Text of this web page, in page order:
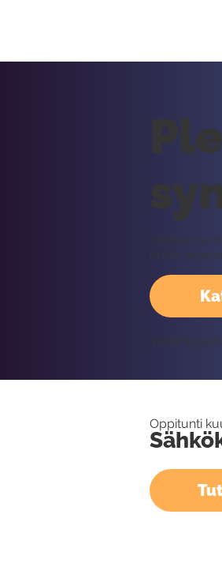
Plektran ja
ei ole
Vaatii
Oppitunti